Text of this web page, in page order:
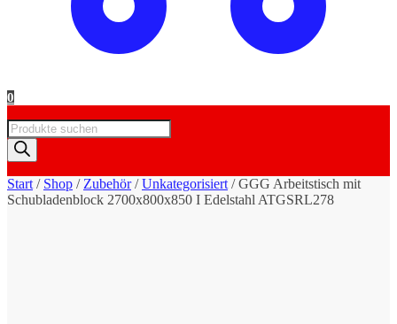
0
Products
search
Start/ Shop /Zubehör/Unkategorisiert/GGG Arbeitstisch mit
Schubladenblock 2700x800x850 I Edelstahl ATGSRL278